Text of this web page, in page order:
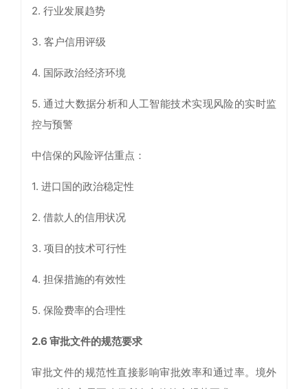
2. 行业发展趋势
3. 客户信用评级
4. 国际政治经济环境
5. 通过大数据分析和人工智能技术实现风险的实时监
控与预警
中信保的风险评估重点：
1. 进口国的政治稳定性
2. 借款人的信用状况
3. 项目的技术可行性
4. 担保措施的有效性
5. 保险费率的合理性
2.6 审批文件的规范要求
审批文件的规范性直接影响审批效率和通过率。境外